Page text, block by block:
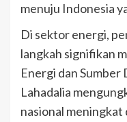
menuju Indonesia
Di sektor energi,
langkah signifikan
Energi dan Sumber
Lahadalia
nasional